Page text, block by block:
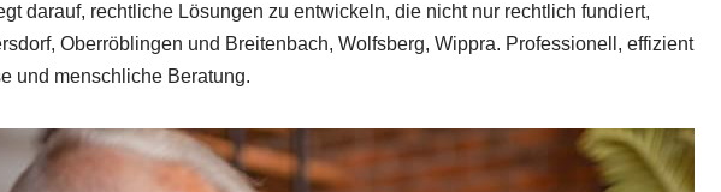
darauf, rechtliche Lösungen zu entwickeln, die nicht nur rechtlich fundiert,
Oberröblingen und Breitenbach, Wolfsberg, Wippra. Professionell, effizient
und menschliche Beratung.